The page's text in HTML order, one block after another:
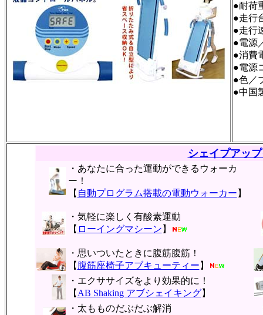
●耐荷
●走行
●走行
●電源
●消費
●電源
●色／
●中国
シェイプアッ
・あなたに合った運動ができるウォーカ
ー！
【 自動プログラム搭載の電動ウォーカー 】
・気軽に楽しく有酸素運動
【 ローイングマシーン 】
・思いついたときに腹筋腹筋！
【 腹筋座椅子アブキューティー 】
・エクササイズをより効果的に！
【 AB Shaking アブシェイキング】
・太もものだぶだぶ解消